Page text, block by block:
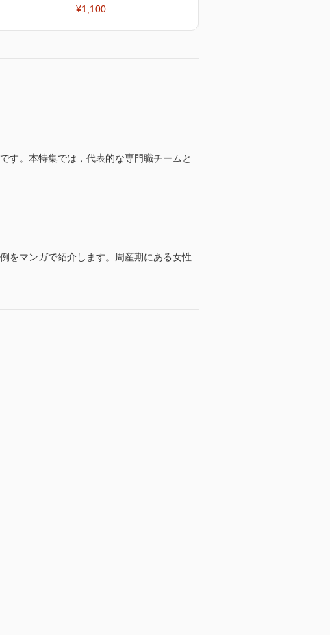
¥1,100
す。本特集では，代表的な専門職チームと
をマンガで紹介します。周産期にある女性